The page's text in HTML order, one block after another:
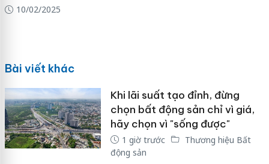
10/02/2025
Bài viết khác
Khi lãi suất tạo đỉnh, đừng
chọn bất động sản chỉ vì giá,
hãy chọn vì "sống được"
1 giờ trước
Thương hiệu Bất
động sản